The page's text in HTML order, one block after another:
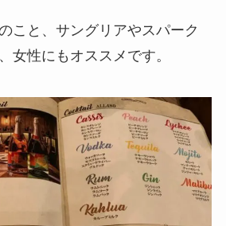
こと、サングリアやスパーク
女性にもオススメです。